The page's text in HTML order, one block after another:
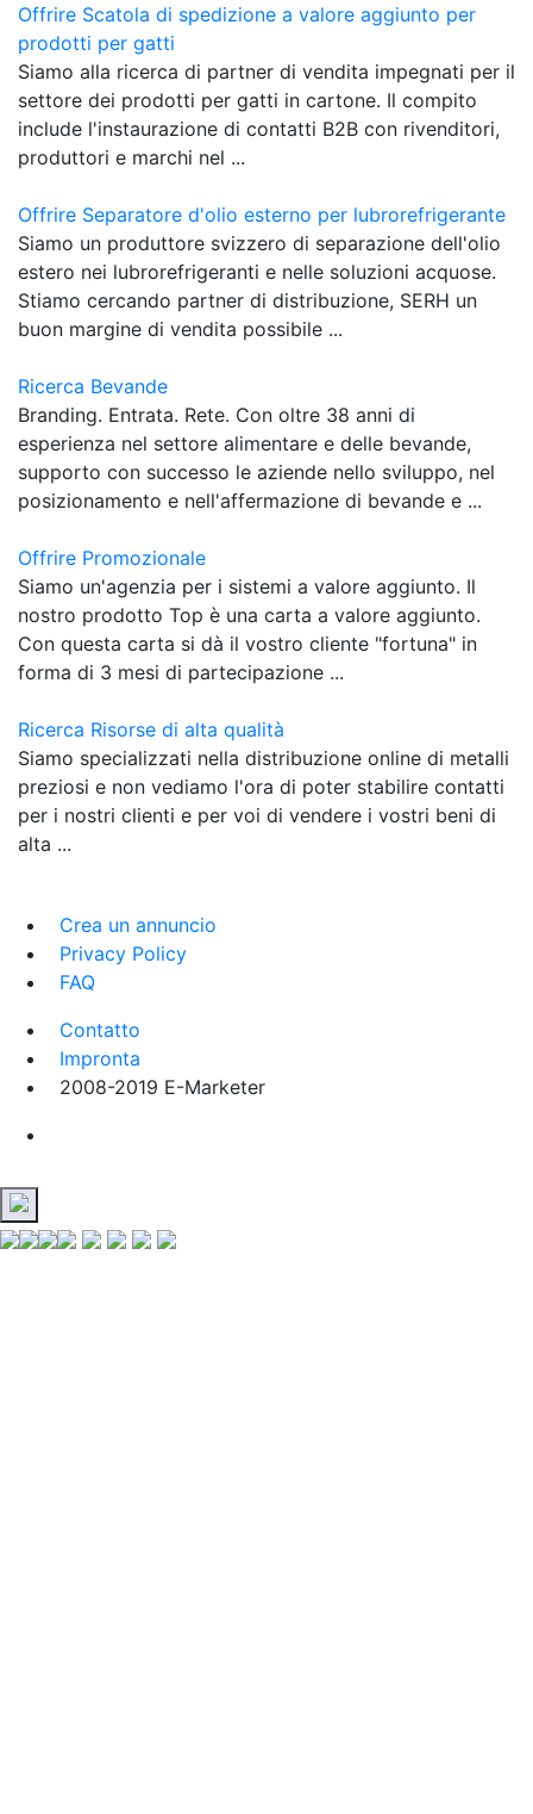
Offrire Scatola di spedizione a valore aggiunto per
prodotti per gatti
Siamo alla ricerca di partner di vendita impegnati per il
settore dei prodotti per gatti in cartone. Il compito
include l'instaurazione di contatti B2B con rivenditori,
produttori e marchi nel ...
Offrire Separatore d'olio esterno per lubrorefrigerante
Siamo un produttore svizzero di separazione dell'olio
estero nei lubrorefrigeranti e nelle soluzioni acquose.
Stiamo cercando partner di distribuzione, SERH un
buon margine di vendita possibile ...
Ricerca Bevande
Branding. Entrata. Rete. Con oltre 38 anni di
esperienza nel settore alimentare e delle bevande,
supporto con successo le aziende nello sviluppo, nel
posizionamento e nell'affermazione di bevande e ...
Offrire Promozionale
Siamo un'agenzia per i sistemi a valore aggiunto. Il
nostro prodotto Top è una carta a valore aggiunto.
Con questa carta si dà il vostro cliente "fortuna" in
forma di 3 mesi di partecipazione ...
Ricerca Risorse di alta qualità
Siamo specializzati nella distribuzione online di metalli
preziosi e non vediamo l'ora di poter stabilire contatti
per i nostri clienti e per voi di vendere i vostri beni di
alta ...
Crea un annuncio
Privacy Policy
FAQ
Contatto
Impronta
2008-2019 E-Marketer